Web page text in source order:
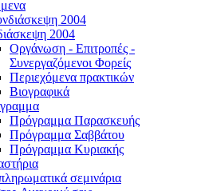
2004
2004
Οργάνωση - Επιτροπές -
Συνεργαζόμενοι Φορείς
Περιεχόμενα πρακτικών
Βιογραφικά
Πρόγραμμα Παρασκευής
Πρόγραμμα Σαββάτου
Πρόγραμμα Κυριακής
σεμινάρια